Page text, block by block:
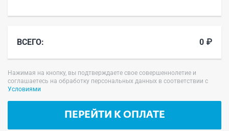
ВСЕГО: 0 ₽
Нажимая на кнопку, вы подтверждаете свое совершеннолетие и
соглашаетесь на обработку персональных данных в соответствии с
Условиями
ПЕРЕЙТИ К ОПЛАТЕ